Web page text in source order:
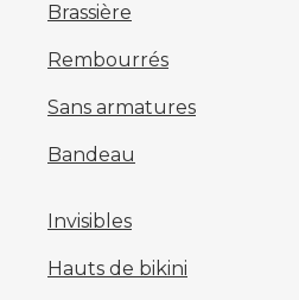
Brassière
Rembourrés
Sans armatures
Bandeau
Invisibles
Hauts de bikini